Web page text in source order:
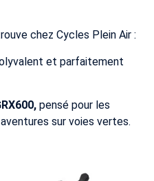
chez Cycles Plein Air :
et parfaitement
pensé pour les
sur voies vertes.